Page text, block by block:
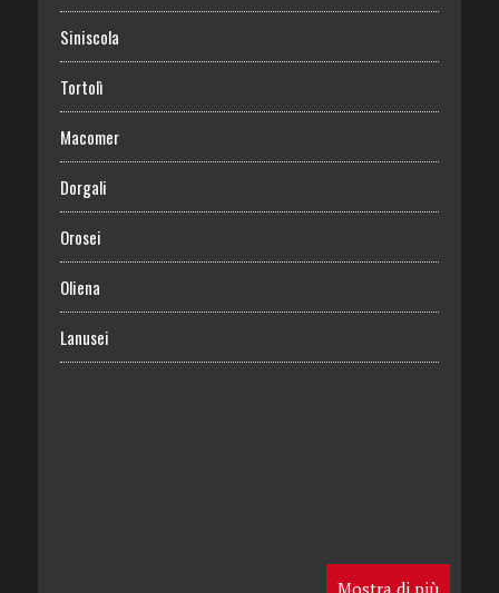
Siniscola
Tortolì
Macomer
Dorgali
Orosei
Oliena
Lanusei
Mostra di più